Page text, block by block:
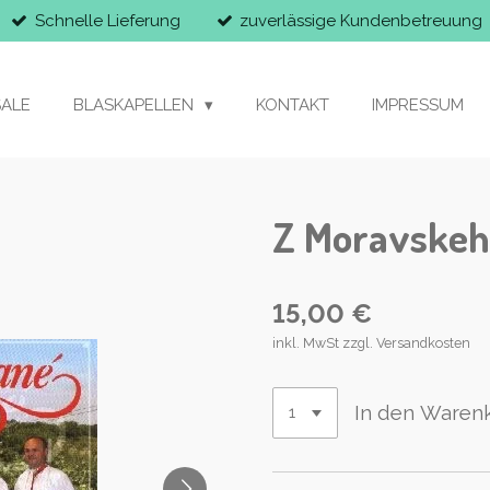
Schnelle Lieferung zuverlässige Kundenbetreuung
BLASKAPELLEN KONTAKT IMPRESSUM
Z
15,00 €
inkl. MwSt zzgl. Versandkosten
In den